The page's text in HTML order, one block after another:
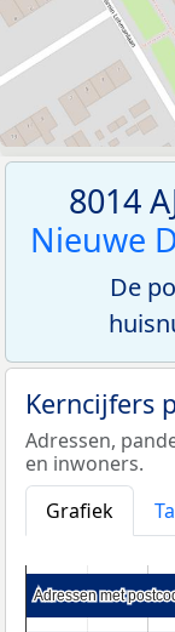
8014
Nieuwe
De
Kerncijfers
Adressen,
en inwoners.
Grafiek
Adressen met
Adressen met